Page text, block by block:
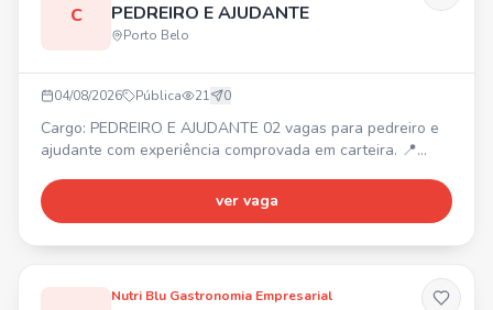
C PEDREIRO E AJUDANTE
Porto Belo
04/08/2026 Pública 21 0
Cargo: PEDREIRO E AJUDANTE 02 vagas para pedreiro e
ajudante com experiência comprovada em carteira. 📍
imediata com carteira assinada. Interessados, entrar em
contato via WhatsApp.
ver vaga
Nutri Blu Gastronomia Empresarial